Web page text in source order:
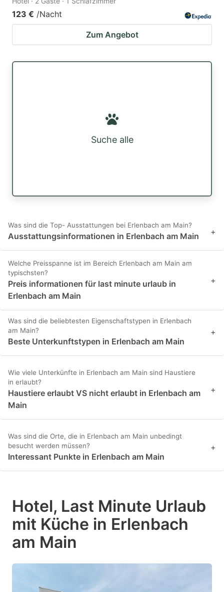
123 € /Nacht
Zum Angebot
Suche alle
Was sind die Top- Ausstattungen bei Erlenbach am Main?
Ausstattungsinformationen in Erlenbach am Main +
Welche Preisspanne ist im Bereich Erlenbach am Main am
typischsten?
Preis informationen für last minute urlaub in
Erlenbach am Main
+
Was sind die beliebtesten Eigenschaftstypen in Erlenbach
am Main?
Beste Unterkunftstypen in Erlenbach am Main
+
Wie viele Unterkünfte in Erlenbach am Main sind Haustiere
in erlaubt?
Haustiere erlaubt VS nicht erlaubt in Erlenbach am
Main
+
Was sind die Orte, die in Erlenbach am Main unbedingt
besucht werden müssen?
Interessant Punkte in Erlenbach am Main
+
Hotel, Last Minute Urlaub
mit Küche in Erlenbach
am Main